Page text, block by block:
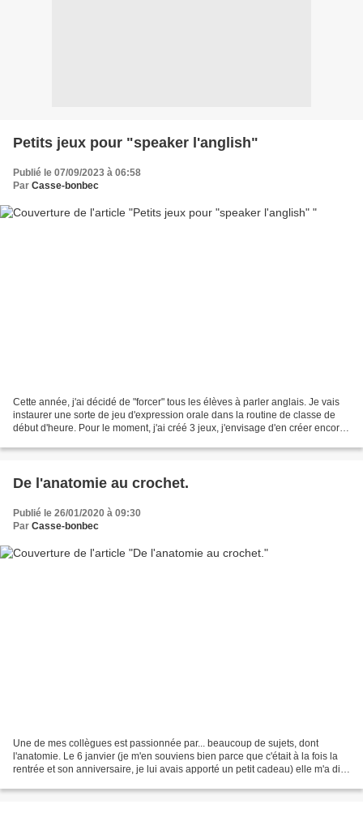
Petits jeux pour "speaker l'anglish"
Publié le 07/09/2023 à 06:58
Par Casse-bonbec
Cette année, j'ai décidé de "forcer" tous les élèves à parler anglais. Je vais
instaurer une sorte de jeu d'expression orale dans la routine de classe de
début d'heure. Pour le moment, j'ai créé 3 jeux, j'envisage d'en créer encore
De l'anatomie au crochet.
Publié le 26/01/2020 à 09:30
Par Casse-bonbec
Une de mes collègues est passionnée par... beaucoup de sujets, dont
l'anatomie. Le 6 janvier (je m'en souviens bien parce que c'était à la fois la
rentrée et son anniversaire, je lui avais apporté un petit cadeau) elle m'a dit :